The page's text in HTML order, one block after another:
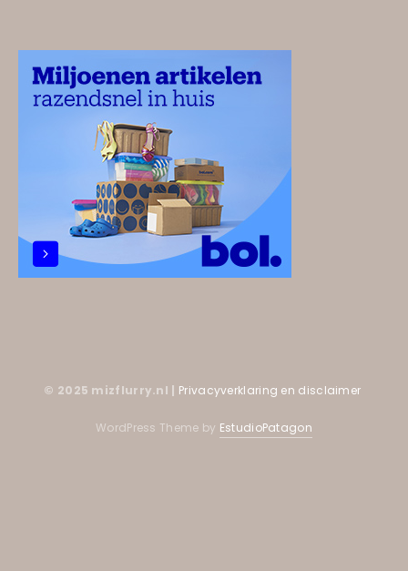
© 2025 mizflurry.nl | Privacyverklaring en disclaimer
WordPress Theme by EstudioPatagon